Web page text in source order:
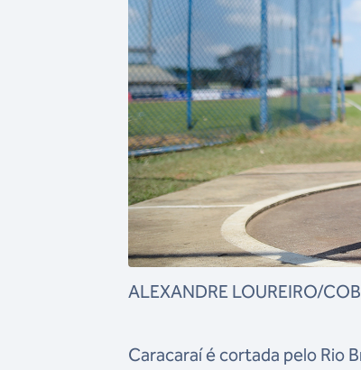
ALEXANDRE LOUREIRO/COB
Caracaraí é cortada pelo Rio